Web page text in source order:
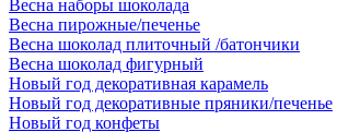
Весна наборы шоколада
Весна пирожные/печенье
Весна шоколад плиточный /батончики
Весна шоколад фигурный
Новый год декоративная карамель
Новый год декоративные пряники/печенье
Новый год конфеты